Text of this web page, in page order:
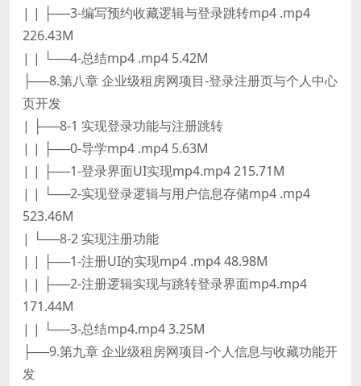
| | ├──3-编写预约收藏逻辑与登录跳转mp4 .mp4
226.43M
| | └──4-总结mp4 .mp4 5.42M
├──8.第八章 企业级租房网项目-登录注册页与个人中心
页开发
| ├──8-1 实现登录功能与注册跳转
| | ├──0-导学mp4 .mp4 5.63M
| | ├──1-登录界面UI实现mp4.mp4 215.71M
| | └──2-实现登录逻辑与用户信息存储mp4 .mp4
523.46M
| └──8-2 实现注册功能
| | ├──1-注册UI的实现mp4 .mp4 48.98M
| | ├──2-注册逻辑实现与跳转登录界面mp4.mp4
171.44M
| | └──3-总结mp4.mp4 3.25M
├──9.第九章 企业级租房网项目-个人信息与收藏功能开
发